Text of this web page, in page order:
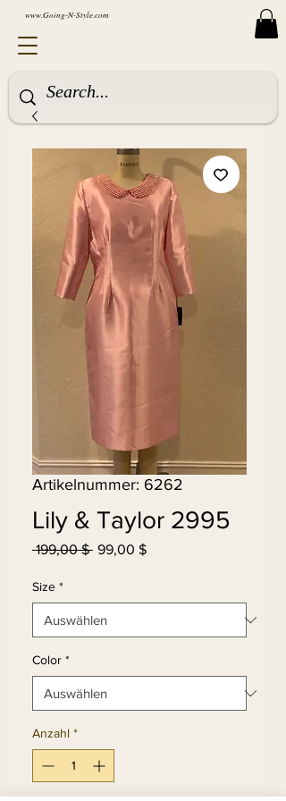
www.Going-N-Style.com
Artikelnummer: 6262
Lily & Taylor 2995
199,00 $ Standardpreis
99,00 $Sale-
Size *
Color *
Anzahl *